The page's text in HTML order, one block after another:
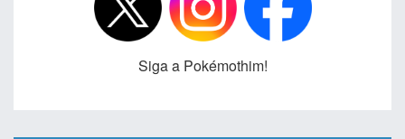
Siga a Pokémothim!